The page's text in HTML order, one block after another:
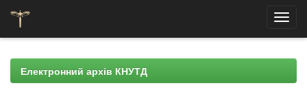
navigationЕлектронний архів КНУТД